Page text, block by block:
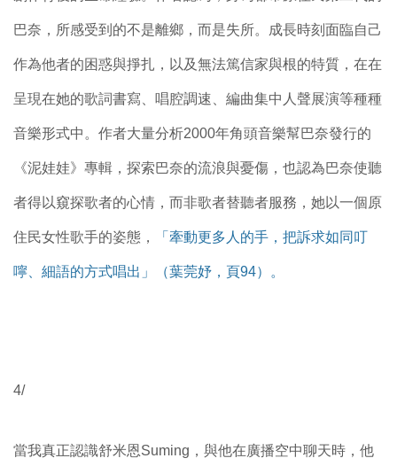
巴奈，所感受到的不是離鄉，而是失所。成長時刻面臨自己
作為他者的困惑與掙扎，以及無法篤信家與根的特質，在在
呈現在她的歌詞書寫、唱腔調速、編曲集中人聲展演等種種
音樂形式中。作者大量分析2000年角頭音樂幫巴奈發行的
《泥娃娃》專輯，探索巴奈的流浪與憂傷，也認為巴奈使聽
者得以窺探歌者的心情，而非歌者替聽者服務，她以一個原
住民女性歌手的姿態， 「牽動更多人的手，把訴求如同叮
嚀、細語的方式唱出」（葉莞妤，頁94）。
4/
當我真正認識舒米恩Suming，與他在廣播空中聊天時，他